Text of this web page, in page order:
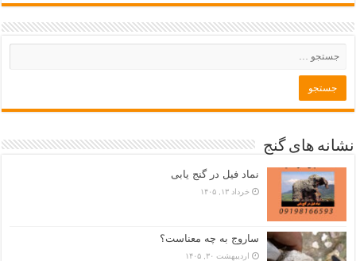
نشانه های گنج
نماد فیل در گنج یابی
خرداد ۱۳, ۱۴۰۵
ساروج به چه معناست؟
اردیبهشت ۳۰, ۱۴۰۵